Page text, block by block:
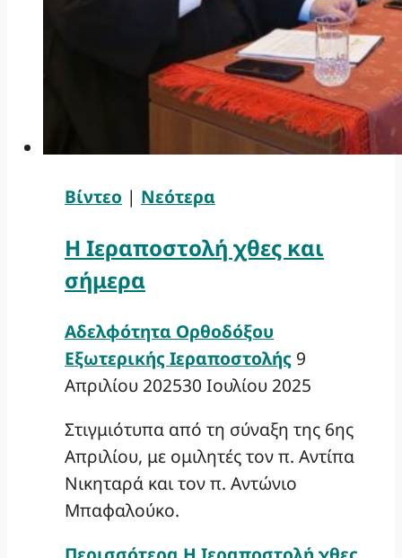
Βίντεο | Νεότερα
Η Ιεραποστολή χθες και
σήμερα
Αδελφότητα Ορθοδόξου
Εξωτερικής Ιεραποστολής 9
Απριλίου 202530 Ιουλίου 2025
Στιγμιότυπα από τη σύναξη της 6ης
Απριλίου, με ομιλητές τον π. Αντίπα
Νικηταρά και τον π. Αντώνιο
Μπαφαλούκο.